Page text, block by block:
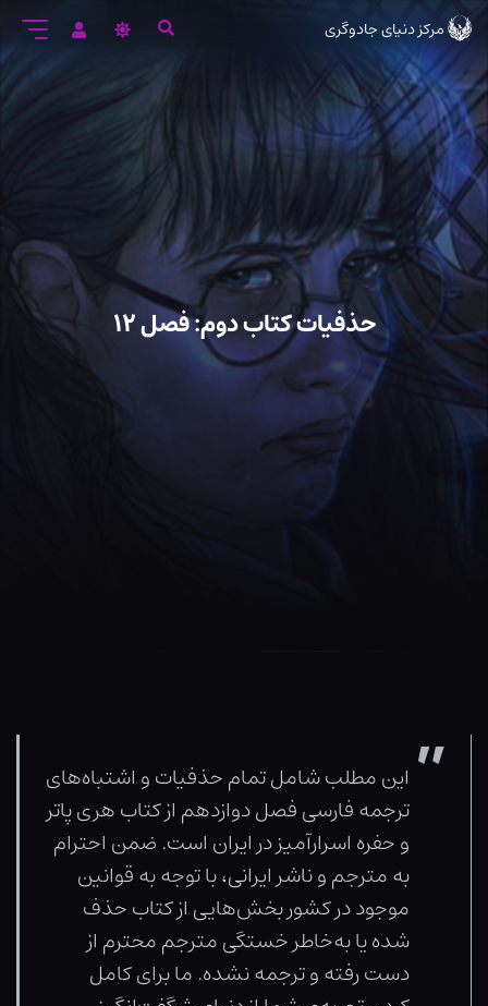
ورود
متن
اصلی
مرکز دنیای جادوگری
حذفیات کتاب دوم: فصل ۱۲
این مطلب شامل تمام حذفیات و اشتباه‌های
ترجمه فارسی فصل دوازدهم از کتاب هری پاتر
و حفره اسرارآمیز در ایران است. ضمن احترام
به مترجم و ناشر ایرانی، با توجه به قوانین
موجود در کشور بخش‌هایی از کتاب حذف
شده یا به‌خاطر خستگی مترجم محترم از
دست رفته و ترجمه نشده. ما برای کامل